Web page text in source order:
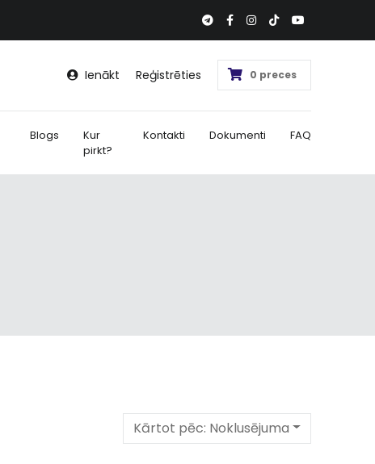
Ienākt Reģistrēties 0 preces
Blogs
Kur
pirkt?
Kontakti Dokumenti FAQ
Kārtot pēc: Noklusējuma